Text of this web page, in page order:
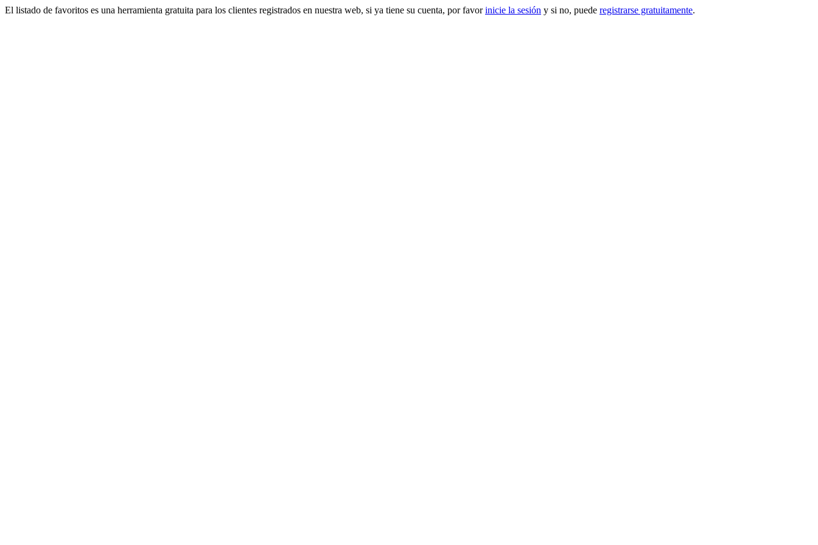
El listado de favoritos es una herramienta gratuita para los clientes registrados en nuestra web, si ya tiene su cuenta, por favorinicie la sesión y si no, puede registrarse gratuitamente.